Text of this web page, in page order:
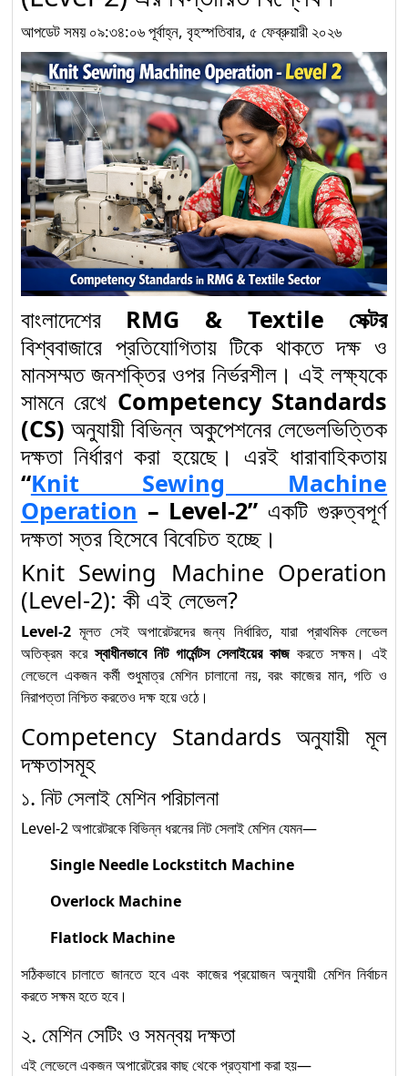
‘Electrical Installation
and Maintenance for
Construction’ লেভেল-৩
কম্পিটেন্সি স্ট্যান্ডার্ডস
৮
নির্মাণ খাতে দক্ষ জনশক্তি গঠনে
“Plumbing” অকুপেশন
Level-3: Competency
Standards অনুযায়ী নতুন
দিগন্ত
৯
“Solar Electrical
System Installation
and Maintenance”
অকুপেশনে Competency
Standards অনুযায়ী Level-2
১০
Solar Electrical System
Installation and
Maintenance (Level-1) :
Competency Standards
অনুযায়ী দক্ষতা উন্নয়নের প্রথম ধাপ
১১
আপডেট সময় ০৯:৩৪:০৬ পূর্বাহ্ন, বৃহস্পতিবার, ৫ ফেব্রুয়ারী ২০২৬
বাংলাদেশের RMG & Textile সেক্টর
বিশ্ববাজারে প্রতিযোগিতায় টিকে থাকতে দক্ষ ও
মানসম্মত জনশক্তির ওপর নির্ভরশীল। এই লক্ষ্যকে
সামনে রেখে Competency Standards
(CS) অনুযায়ী বিভিন্ন অকুপেশনের লেভেলভিত্তিক
দক্ষতা নির্ধারণ করা হয়েছে। এরই ধারাবাহিকতায়
“Knit Sewing Machine
Operation – Level-2” একটি গুরুত্বপূর্ণ
দক্ষতা স্তর হিসেবে বিবেচিত হচ্ছে।
Knit Sewing Machine Operation
(Level-2): কী এই লেভেল?
Level-2মূলত সেই অপারেটরদের জন্য নির্ধারিত, যারা প্রাথমিক লেভেল
অতিক্রম করেস্বাধীনভাবে নিট গার্মেন্টস সেলাইয়ের কাজকরতে সক্ষম। এই
লেভেলে একজন কর্মী শুধুমাত্র মেশিন চালানো নয়, বরং কাজের মান, গতি ও
নিরাপত্তা নিশ্চিত করতেও দক্ষ হয়ে ওঠে।
Competency Standards অনুযায়ী মূল
দক্ষতাসমূহ
১. নিট সেলাই মেশিন পরিচালনা
Level-2 অপারেটরকে বিভিন্ন ধরনের নিট সেলাই মেশিন যেমন—
Single Needle Lockstitch Machine
Overlock Machine
Flatlock Machine
সঠিকভাবে চালাতে জানতে হবে এবং কাজের প্রয়োজন অনুযায়ী মেশিন নির্বাচন
করতে সক্ষম হতে হবে।
২. মেশিন সেটিং ও সমন্বয় দক্ষতা
এই লেভেলে একজন অপারেটরের কাছ থেকে প্রত্যাশা করা হয়—